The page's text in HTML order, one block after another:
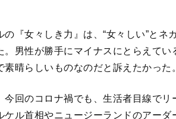
めてばかりですが（笑）、私が理想
分の得意なこと、好きなことを自由
」「男だからこうあらねばならない
。